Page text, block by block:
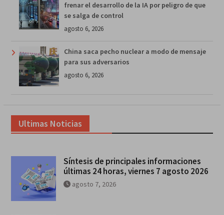
frenar el desarrollo de la IA por peligro de que
se salga de control
agosto 6, 2026
China saca pecho nuclear a modo de mensaje
para sus adversarios
agosto 6, 2026
Ultimas Noticias
Síntesis de principales informaciones
últimas 24 horas, viernes 7 agosto 2026
agosto 7, 2026